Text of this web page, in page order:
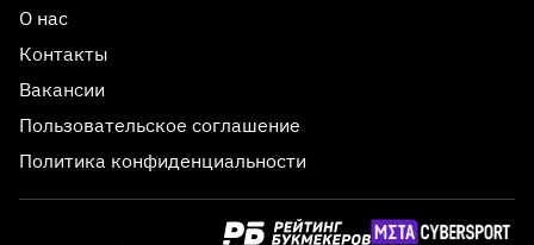
О нас
Контакты
Вакансии
Пользовательское соглашение
Политика конфиденциальности